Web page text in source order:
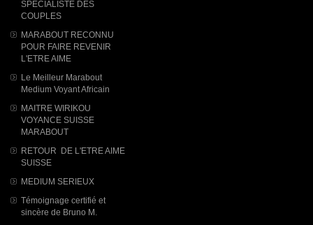
SPECIALISTE DES
COUPLES
MARABOUT RECONNU
POUR FAIRE REVENIR
L'ETRE AIME
Le Meilleur Marabout
Medium Voyant Africain
MAITRE WIRIKOU
VOYANCE SUISSE
MARABOUT
RETOUR DE L'ETRE AIME
SUISSE
MEDIUM SERIEUX
Témoignage certifié et
sincère de Bruno M.